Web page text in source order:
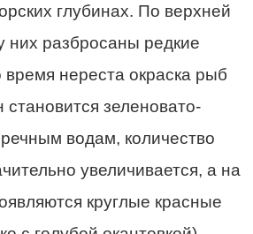
глубинах. По верхней
них разбросаны редкие
нереста окраска рыб
зеленовато-
водам, количество
увеличивается, а на
круглые красные